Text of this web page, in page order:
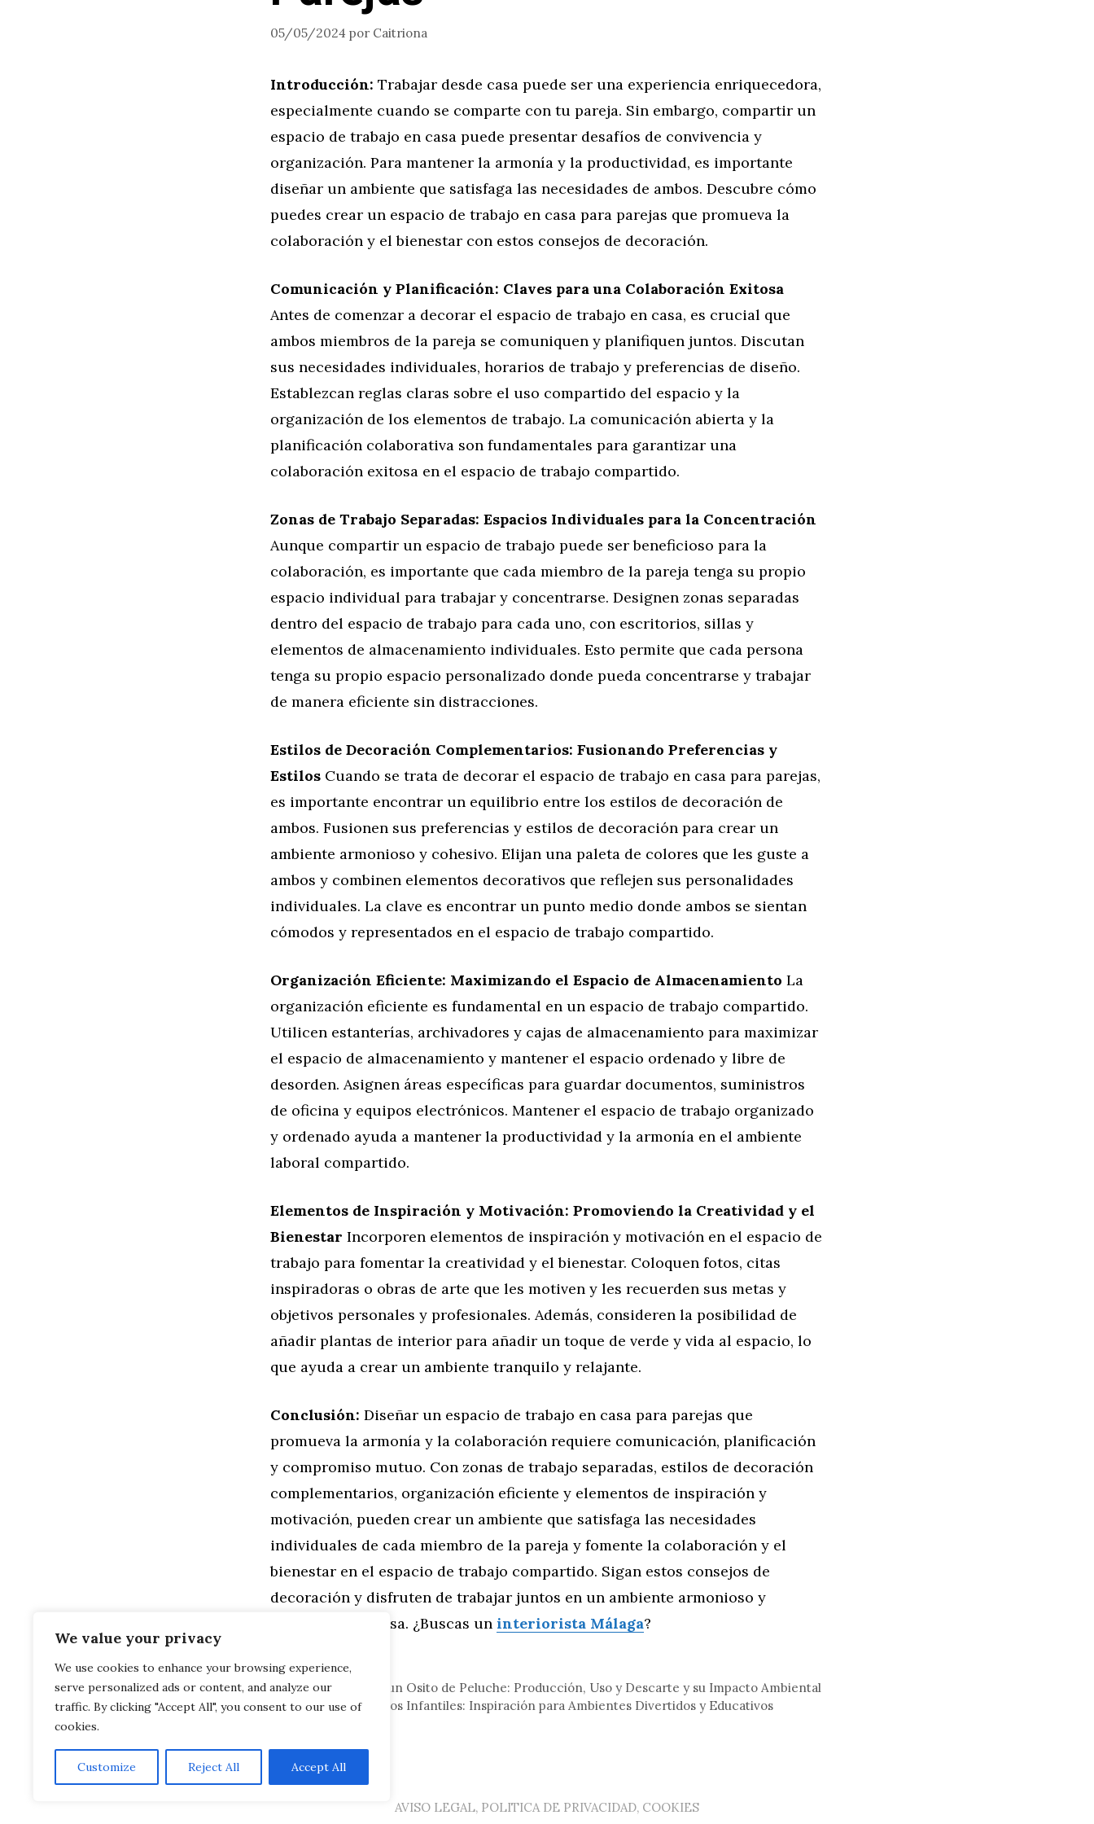
We value your privacy
We use cookies to enhance your browsing experience,
serve personalized ads or content, and analyze our
traffic. By clicking "Accept All", you consent to our use of
cookies.
Customize Reject All Accept All
05/05/2024 por Caitriona
Introducción: Trabajar desde casa puede ser una experiencia enriquecedora,
especialmente cuando se comparte con tu pareja. Sin embargo, compartir un
espacio de trabajo en casa puede presentar desafíos de convivencia y
organización. Para mantener la armonía y la productividad, es importante
diseñar un ambiente que satisfaga las necesidades de ambos. Descubre cómo
puedes crear un espacio de trabajo en casa para parejas que promueva la
colaboración y el bienestar con estos consejos de decoración.
Comunicación y Planificación: Claves para una Colaboración Exitosa
Antes de comenzar a decorar el espacio de trabajo en casa, es crucial que
ambos miembros de la pareja se comuniquen y planifiquen juntos. Discutan
sus necesidades individuales, horarios de trabajo y preferencias de diseño.
Establezcan reglas claras sobre el uso compartido del espacio y la
organización de los elementos de trabajo. La comunicación abierta y la
planificación colaborativa son fundamentales para garantizar una
colaboración exitosa en el espacio de trabajo compartido.
Zonas de Trabajo Separadas: Espacios Individuales para la Concentración
Aunque compartir un espacio de trabajo puede ser beneficioso para la
colaboración, es importante que cada miembro de la pareja tenga su propio
espacio individual para trabajar y concentrarse. Designen zonas separadas
dentro del espacio de trabajo para cada uno, con escritorios, sillas y
elementos de almacenamiento individuales. Esto permite que cada persona
tenga su propio espacio personalizado donde pueda concentrarse y trabajar
de manera eficiente sin distracciones.
Estilos de Decoración Complementarios: Fusionando Preferencias y
Estilos Cuando se trata de decorar el espacio de trabajo en casa para parejas,
es importante encontrar un equilibrio entre los estilos de decoración de
ambos. Fusionen sus preferencias y estilos de decoración para crear un
ambiente armonioso y cohesivo. Elijan una paleta de colores que les guste a
ambos y combinen elementos decorativos que reflejen sus personalidades
individuales. La clave es encontrar un punto medio donde ambos se sientan
cómodos y representados en el espacio de trabajo compartido.
Organización Eficiente: Maximizando el Espacio de Almacenamiento La
organización eficiente es fundamental en un espacio de trabajo compartido.
Utilicen estanterías, archivadores y cajas de almacenamiento para maximizar
el espacio de almacenamiento y mantener el espacio ordenado y libre de
desorden. Asignen áreas específicas para guardar documentos, suministros
de oficina y equipos electrónicos. Mantener el espacio de trabajo organizado
y ordenado ayuda a mantener la productividad y la armonía en el ambiente
laboral compartido.
Elementos de Inspiración y Motivación: Promoviendo la Creatividad y el
Bienestar Incorporen elementos de inspiración y motivación en el espacio de
trabajo para fomentar la creatividad y el bienestar. Coloquen fotos, citas
inspiradoras o obras de arte que les motiven y les recuerden sus metas y
objetivos personales y profesionales. Además, consideren la posibilidad de
añadir plantas de interior para añadir un toque de verde y vida al espacio, lo
que ayuda a crear un ambiente tranquilo y relajante.
Conclusión: Diseñar un espacio de trabajo en casa para parejas que
promueva la armonía y la colaboración requiere comunicación, planificación
y compromiso mutuo. Con zonas de trabajo separadas, estilos de decoración
complementarios, organización eficiente y elementos de inspiración y
motivación, pueden crear un ambiente que satisfaga las necesidades
individuales de cada miembro de la pareja y fomente la colaboración y el
bienestar en el espacio de trabajo compartido. Sigan estos consejos de
decoración y disfruten de trabajar juntos en un ambiente armonioso y
productivo en casa. ¿Buscas un interiorista Málaga?
Categorías
General,Hogar
Ciclo de Vida de un Osito de Peluche: Producción, Uso y Descarte y su Impacto Ambiental
Diseñando Cuartos Infantiles: Inspiración para Ambientes Divertidos y Educativos
AVISO LEGAL, POLITICA DE PRIVACIDAD, COOKIES